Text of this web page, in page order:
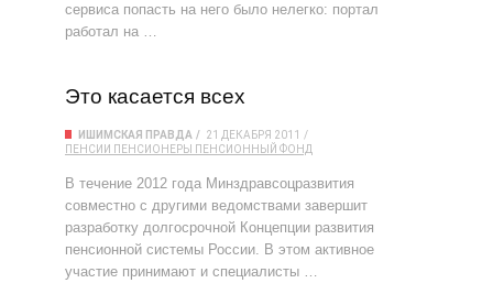
сервиса попасть на него было нелегко: портал
работал на …
Это касается всех
ИШИМСКАЯ ПРАВДА
21 ДЕКАБРЯ 2011
ПЕНСИИ ПЕНСИОНЕРЫ ПЕНСИОННЫЙ ФОНД
В течение 2012 года Минздравсоцразвития
совместно с другими ведомствами завершит
разработку долгосрочной Концепции развития
пенсионной системы России. В этом активное
участие принимают и специалисты …